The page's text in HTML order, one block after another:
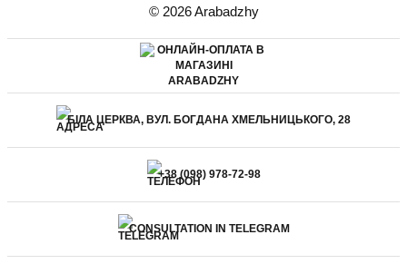
© 2026 Arabadzhy
БІЛА ЦЕРКВА, ВУЛ. БОГДАНА ХМЕЛЬНИЦЬКОГО, 28
+38 (098) 978-72-98
CONSULTATION IN TELEGRAM